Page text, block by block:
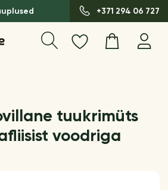
+371 294 06 727
tuukrimüts
voodriga